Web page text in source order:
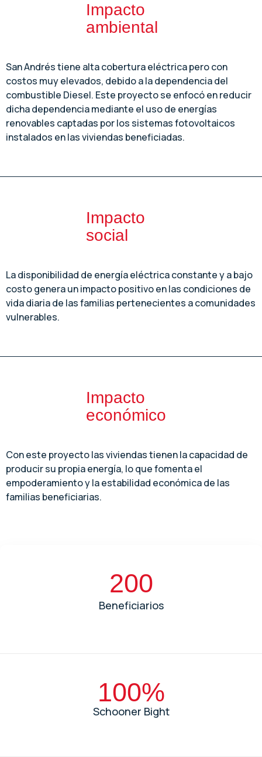
Impacto
ambiental
San Andrés tiene alta cobertura eléctrica pero con
costos muy elevados, debido a la dependencia del
combustible Diesel. Este proyecto se enfocó en reducir
dicha dependencia mediante el uso de energías
renovables captadas por los sistemas fotovoltaicos
instalados en las viviendas beneficiadas.
Impacto
social
La disponibilidad de energía eléctrica constante y a bajo
costo genera un impacto positivo en las condiciones de
vida diaria de las familias pertenecientes a comunidades
vulnerables.
Impacto
económico
Con este proyecto las viviendas tienen la capacidad de
producir su propia energía, lo que fomenta el
empoderamiento y la estabilidad económica de las
familias beneficiarias.
200
Beneficiarios
100%
Schooner Bight